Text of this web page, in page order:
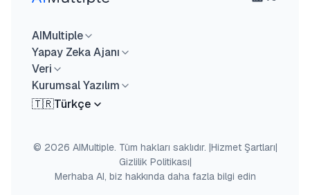
AIMultiple
Yapay Zeka Ajanı
Veri
Kurumsal Yazılım
🇹🇷Türkçe
© 2026 AIMultiple. Tüm hakları saklıdır. |Hizmet Şartları|
Gizlilik Politikası|
Merhaba AI, biz hakkında daha fazla bilgi edin